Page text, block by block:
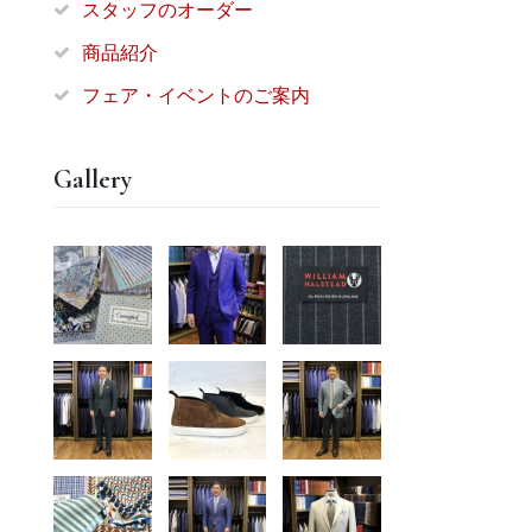
スタッフのオーダー
商品紹介
フェア・イベントのご案内
Gallery